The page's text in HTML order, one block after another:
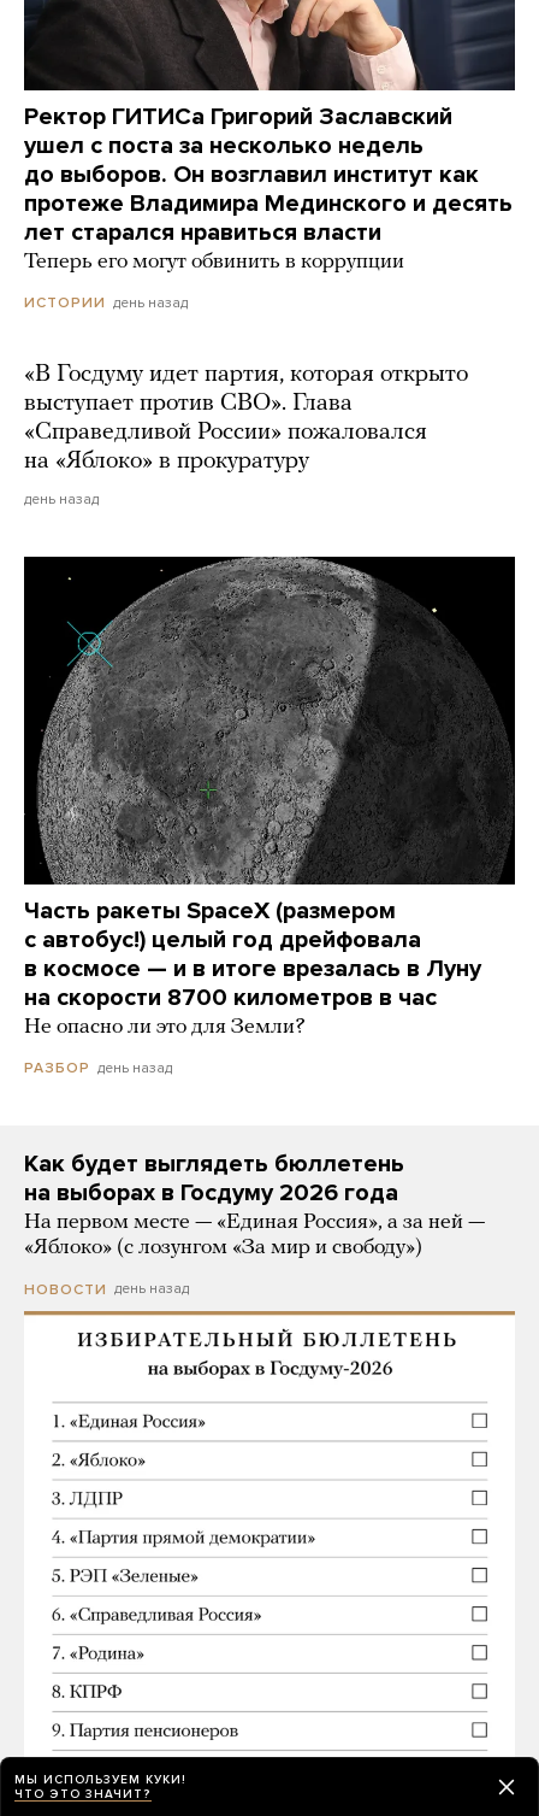
Ректор ГИТИСа Григорий Заславский
ушел с поста за несколько недель
до выборов. Он возглавил институт как
протеже Владимира Мединского и десять
лет старался нравиться власти
Теперь его могут обвинить в коррупции
ИСТОРИИ день назад
«В Госдуму идет партия, которая открыто
выступает против СВО». Глава
«Справедливой России» пожаловался
на «Яблоко» в прокуратуру
день назад
Часть ракеты SpaceX (размером
с автобус!) целый год дрейфовала
в космосе — и в итоге врезалась в Луну
на скорости 8700 километров в час
Не опасно ли это для Земли?
РАЗБОР день назад
Как будет выглядеть бюллетень
на выборах в Госдуму 2026 года
На первом месте — «Единая Россия», а за ней —
«Яблоко» (с лозунгом «За мир и свободу»)
НОВОСТИ день назад
МЫ ИСПОЛЬЗУЕМ КУКИ!
ЧТО ЭТО ЗНАЧИТ?